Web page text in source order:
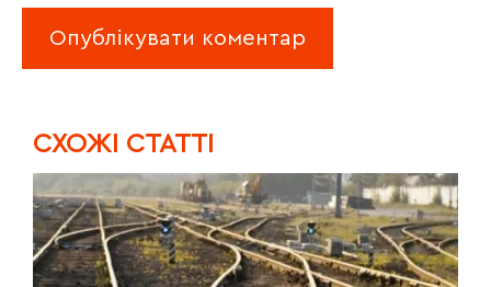
CХОЖІ СТАТТІ